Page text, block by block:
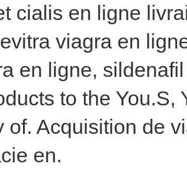
cialis en ligne
viagra en
en ligne,
to the You.S,
of. Acquisition de
en.